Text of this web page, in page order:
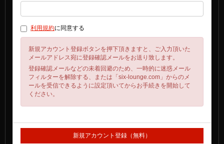
利用規約に同意する
新規アカウント登録ボタンを押下頂きますと、ご入力頂いた
メールアドレス宛に登録確認メールをお送り致します。
登録確認メールなどの未着回避のため、一時的に迷惑メール
フィルターを解除する、または「six-lounge.com」からのメ
ールを受信できるように設定頂いてからお手続きを開始して
ください。